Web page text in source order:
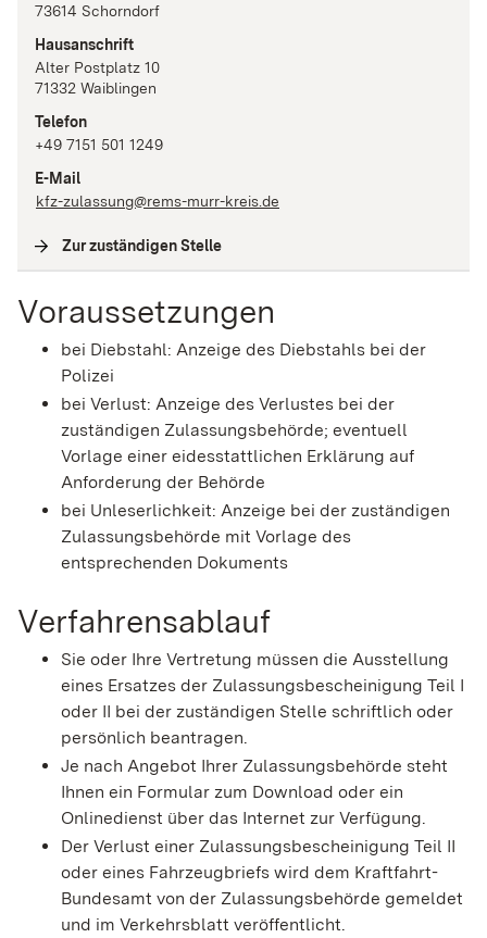
73614 Schorndorf
Hausanschrift
Alter Postplatz 10
71332 Waiblingen
Telefon
+49 7151 501 1249
E-Mail
kfz-zulassung@rems-murr-kreis.de
Zur zuständigen Stelle
Voraussetzungen
bei Diebstahl: Anzeige des Diebstahls bei der
Polizei
bei Verlust: Anzeige des Verlustes bei der
zuständigen Zulassungsbehörde; eventuell
Vorlage einer eidesstattlichen Erklärung auf
Anforderung der Behörde
bei Unleserlichkeit: Anzeige bei der zuständigen
Zulassungsbehörde mit Vorlage des
entsprechenden Dokuments
Verfahrensablauf
Sie oder Ihre Vertretung müssen die Ausstellung
eines Ersatzes der Zulassungsbescheinigung Teil I
oder II bei der zuständigen Stelle schriftlich oder
persönlich beantragen.
Je nach Angebot Ihrer Zulassungsbehörde steht
Ihnen ein Formular zum Download oder ein
Onlinedienst über das Internet zur Verfügung.
Der Verlust einer Zulassungsbescheinigung Teil II
oder eines Fahrzeugbriefs wird dem Kraftfahrt-
Bundesamt von der Zulassungsbehörde gemeldet
und im Verkehrsblatt veröffentlicht.